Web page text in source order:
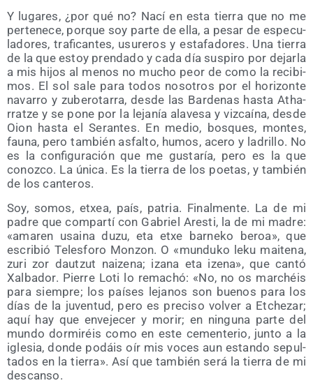
Y luga­res, ¿por qué no? Nací en esta tie­rra que no me
per­te­ne­ce, por­que soy par­te de ella, a pesar de espe­cu­
la­do­res, tra­fi­can­tes, usu­re­ros y esta­fa­do­res. Una tie­rra
de la que estoy pren­da­do y cada día sus­pi­ro por dejar­la
a mis hijos al menos no mucho peor de como la reci­bi­
mos. El sol sale para todos noso­tros por el hori­zon­te
nava­rro y zube­ro­ta­rra, des­de las Bar­de­nas has­ta Atha­
rratze y se pone por la leja­nía ala­ve­sa y viz­caí­na, des­de
Oion has­ta el Seran­tes. En medio, bos­ques, mon­tes,
fau­na, pero tam­bién asfal­to, humos, ace­ro y ladri­llo. No
es la con­fi­gu­ra­ción que me gus­ta­ría, pero es la que
conoz­co. La úni­ca. Es la tie­rra de los poe­tas, y tam­bién
de los canteros.
Soy, somos, etxea, país, patria. Final­men­te. La de mi
padre que com­par­tí con Gabriel Ares­ti, la de mi madre:
«ama­ren usai­na duzu, eta etxe bar­ne­ko beroa», que
escri­bió Teles­fo­ro Mon­zon. O «mun­du­ko leku mai­te­na,
zuri zor dautzut nai­ze­na; iza­na eta ize­na», que can­tó
Xal­ba­dor. Pie­rre Loti lo rema­chó: «No, no os mar­chéis
para siem­pre; los paí­ses leja­nos son bue­nos para los
días de la juven­tud, pero es pre­ci­so vol­ver a Etche­zar;
aquí hay que enve­je­cer y morir; en nin­gu­na par­te del
mun­do dor­mi­réis como en este cemen­te­rio, jun­to a la
igle­sia, don­de podáis oír mis voces aun estan­do sepul­
ta­dos en la tie­rra». Así que tam­bién será la tie­rra de mi
descanso.